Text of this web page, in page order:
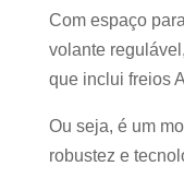
Com espaço
volante
que inclui freios
Ou seja, é um
robustez e